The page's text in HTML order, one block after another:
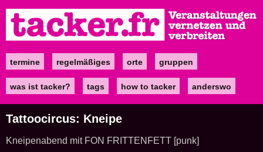
zum
Inhalt
Maintermine regelmäßiges orte gruppen
was ist tacker? tags how to tacker anderswo
Tattoocircus: Kneipe
Kneipenabend mit FON FRITTENFETT [punk]